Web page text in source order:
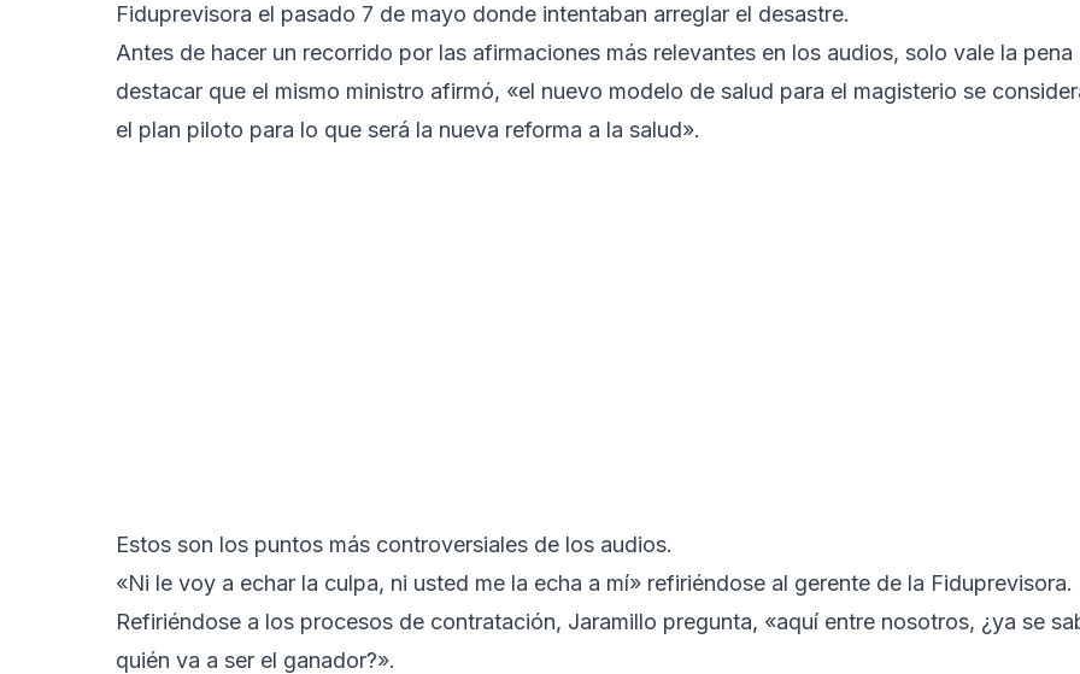
Fiduprevisora el pasado 7 de mayo donde intentaban arreglar el desastre.
Antes de hacer un recorrido por las afirmaciones más relevantes en los audios, solo vale la pena
destacar que el mismo ministro afirmó, «el nuevo modelo de salud para el magisterio se
el plan piloto para lo que será la nueva reforma a la salud».
Estos son los puntos más controversiales de los audios.
«Ni le voy a echar la culpa, ni usted me la echa a mí» refiriéndose al gerente de la Fiduprevisora.
Refiriéndose a los procesos de contratación, Jaramillo pregunta, «aquí entre nosotros, ¿ya se
quién va a ser el ganador?».